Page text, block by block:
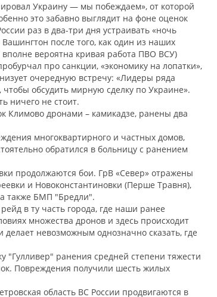
Украину — мы побеждаем», от которой
это забавно выглядит на фоне оценок
раз в два-три дня устраивать «ночь
после того, как один из наших
вероятна кривая работа ПВО ВСУ)
про санкции, «экономику на лопатки»,
очередную встречу: «Лидеры ряда
обсудить мирную сделку по Украине».
ничего не стоит.
Климово дронами – камикадзе, ранены два
многоквартирного и частных домов,
обратился в больницу с ранением
продолжаются бои. ГрВ «Север» отражены
и Новоконстантиновки (Перше Травня),
а также БМП "Бредли".
в ту часть города, где наши ранее
множества дронов и здесь происходит
невозможным однозначно сказать, где
ранения средней степени тяжести
Повреждения получили шесть жилых
область ВС России продвигаются в